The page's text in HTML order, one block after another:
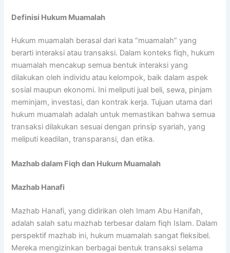
Definisi Hukum Muamalah
Hukum muamalah berasal dari kata “muamalah” yang
berarti interaksi atau transaksi. Dalam konteks fiqh, hukum
muamalah mencakup semua bentuk interaksi yang
dilakukan oleh individu atau kelompok, baik dalam aspek
sosial maupun ekonomi. Ini meliputi jual beli, sewa, pinjam
meminjam, investasi, dan kontrak kerja. Tujuan utama dari
hukum muamalah adalah untuk memastikan bahwa semua
transaksi dilakukan sesuai dengan prinsip syariah, yang
meliputi keadilan, transparansi, dan etika.
Mazhab dalam Fiqh dan Hukum Muamalah
Mazhab Hanafi
Mazhab Hanafi, yang didirikan oleh Imam Abu Hanifah,
adalah salah satu mazhab terbesar dalam fiqh Islam. Dalam
perspektif mazhab ini, hukum muamalah sangat fleksibel.
Mereka mengizinkan berbagai bentuk transaksi selama